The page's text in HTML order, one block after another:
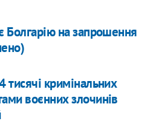
Болгарію на запрошення
тисячі кримінальних
воєнних злочинів